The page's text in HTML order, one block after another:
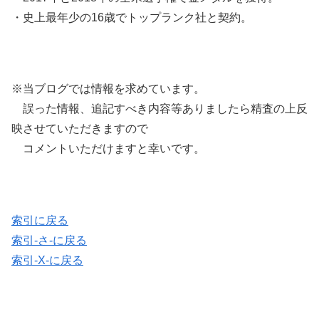
・史上最年少の16歳でトップランク社と契約。
※当ブログでは情報を求めています。
誤った情報、追記すべき内容等ありましたら精査の上反
映させていただきますので
コメントいただけますと幸いです。
索引に戻る
索引-さ-に戻る
索引-X-に戻る